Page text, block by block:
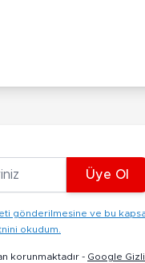
Üye Ol
gönderilmesine ve bu
okudum.
korunmaktadır - Google